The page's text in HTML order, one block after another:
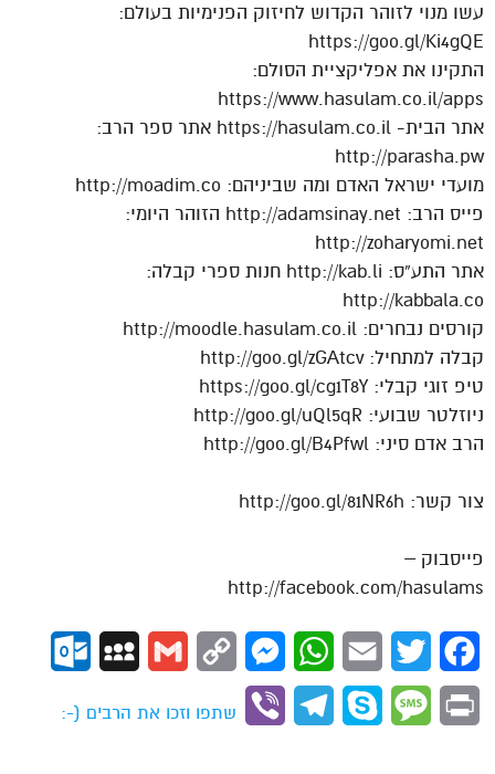
עשו מנוי לזוהר הקדוש לחיזוק הפנימיות בעולם:
https://goo.gl/Ki4gQE
התקינו את אפליקציית הסולם:
https://www.hasulam.co.il/apps
אתר הבית- https://hasulam.co.il אתר ספר הרב:
http://parasha.pw
מועדי ישראל האדם ומה שביניהם: http://moadim.co
פייס הרב: http://adamsinay.net הזוהר היומי:
http://zoharyomi.net
אתר התע”ס: http://kab.li חנות ספרי קבלה:
http://kabbala.co
קורסים נבחרים: http://moodle.hasulam.co.il
קבלה למתחיל: http://goo.gl/zGAtcv
טיפ זוגי קבלי: https://goo.gl/cg1T8Y
ניוזלטר שבועי: http://goo.gl/uQl5qR
הרב אדם סיני: http://goo.gl/B4Pfwl
צור קשר: http://goo.gl/81NR6h
פייסבוק –
http://facebook.com/hasulams
Facebook
Twitter
Email
WhatsApp
Messenger
Copy
Gmail
MySpace
Print
Message
Skype
Telegram
Viber
שתפו וזכו את הרבים (-: